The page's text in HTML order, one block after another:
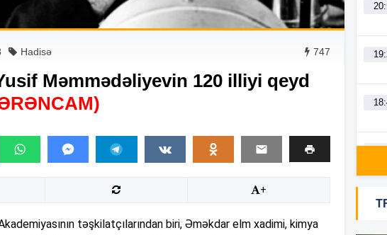
Hadisə 747
Məmmədəliyevin 120 illiyi qeyd
+
təşkilatçılarından biri, Əməkdar elm xadimi, kimya